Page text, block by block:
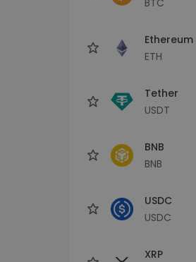
Ethereum
ETH
Tether
USDT
BNB
BNB
USDC
USDC
XRP